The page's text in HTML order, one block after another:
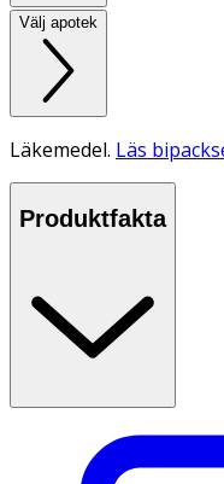
Välj apotek
Läkemedel. Läs
Produktfakta